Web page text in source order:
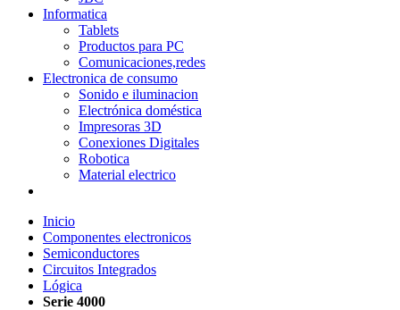
Informatica
Tablets
Productos para PC
Comunicaciones,redes
Electronica de consumo
Sonido e iluminacion
Electrónica doméstica
Impresoras 3D
Conexiones Digitales
Robotica
Material electrico
Inicio
Componentes electronicos
Semiconductores
Circuitos Integrados
Lógica
Serie 4000